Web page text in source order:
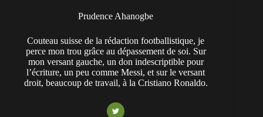
Prudence Ahanogbe
Couteau suisse de la rédaction footballistique, je
perce mon trou grâce au dépassement de soi. Sur
mon versant gauche, un don indescriptible pour
l’écriture, un peu comme Messi, et sur le versant
droit, beaucoup de travail, à la Cristiano Ronaldo.